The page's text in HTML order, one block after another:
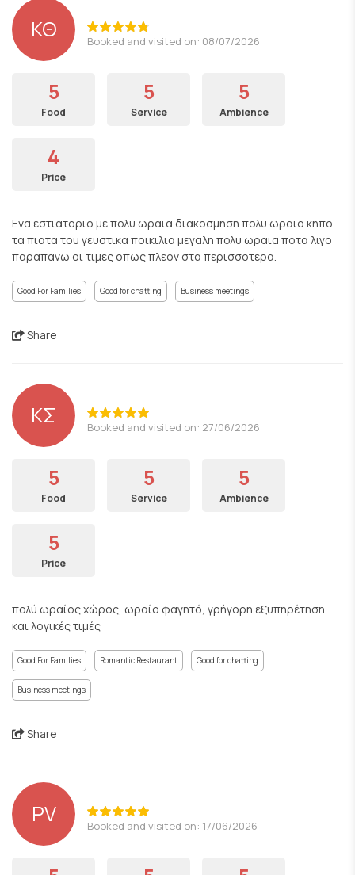
ΚΘ Booked and visited on: 08/07/2026
5
Food
5
Service
5
Ambience
4
Price
Ενα εστιατοριο με πολυ ωραια διακοσμηση πολυ ωραιο κηπο
τα πιατα του γευστικα ποικιλια μεγαλη πολυ ωραια ποτα λιγο
παραπανω οι τιμες οπως πλεον στα περισσοτερα.
Good For Families Good for chatting Business meetings
Share
ΚΣ Booked and visited on: 27/06/2026
5
Food
5
Service
5
Ambience
5
Price
πολύ ωραίος χώρος, ωραίο φαγητό, γρήγορη εξυπηρέτηση
και λογικές τιμές
Good For Families Romantic Restaurant Good for chatting
Business meetings
Share
PV Booked and visited on: 17/06/2026